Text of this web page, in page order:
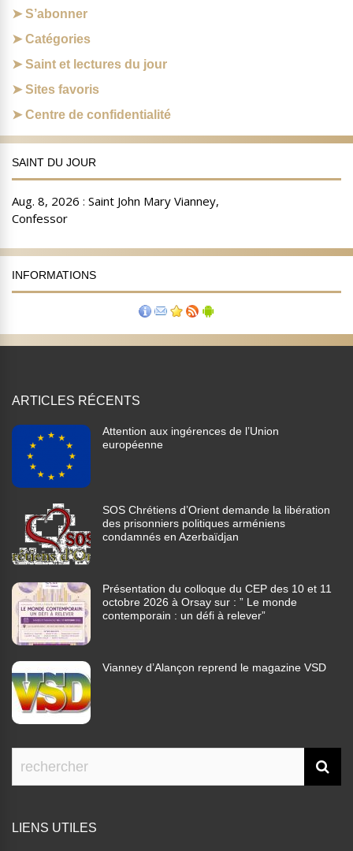
S’abonner
Catégories
Saint et lectures du jour
Sites favoris
Centre de confidentialité
SAINT DU JOUR
INFORMATIONS
ARTICLES RÉCENTS
Attention aux ingérences de l’Union
européenne
SOS Chrétiens d’Orient demande la libération
des prisonniers politiques arméniens
condamnés en Azerbaïdjan
Présentation du colloque du CEP des 10 et 11
octobre 2026 à Orsay sur : ” Le monde
contemporain : un défi à relever”
Vianney d’Alançon reprend le magazine VSD
LIENS UTILES